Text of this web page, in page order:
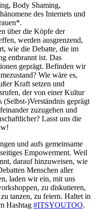
Body Shaming,
des Internets und
über die Köpfe der
werden ausgrenzend,
wie die Debatte, die im
entbrannt ist. Das
geprägt. Befinden wir
Wie wäre es,
Kraft setzen und
der von einer Kultur
(Selbst-)Verständnis geprägt
zuzugehen und
Lasst uns die
und aufs gemeinsame
Empowerment. Weil
darauf hinzuweisen, wie
Menschen aller
laden wir ein, mit uns
zu diskutieren,
tanzen, zu feiern. Haltet in
Hashtag #ITSYOUTOO.